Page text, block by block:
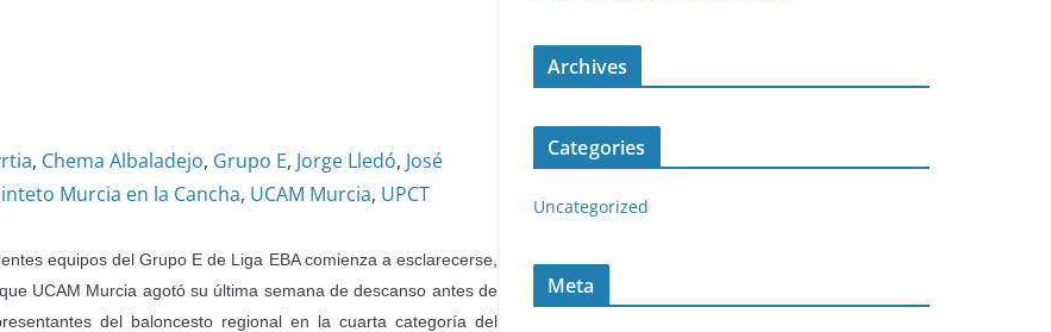
, Chema Albaladejo, Grupo E, Jorge Lledó, José
Murcia en la Cancha, UCAM Murcia, UPCT
equipos del Grupo E de Liga EBA comienza a esclarecerse,
UCAM Murcia agotó su última semana de descanso antes de
del baloncesto regional en la cuarta categoría del
Archives
Categories
Uncategorized
Meta